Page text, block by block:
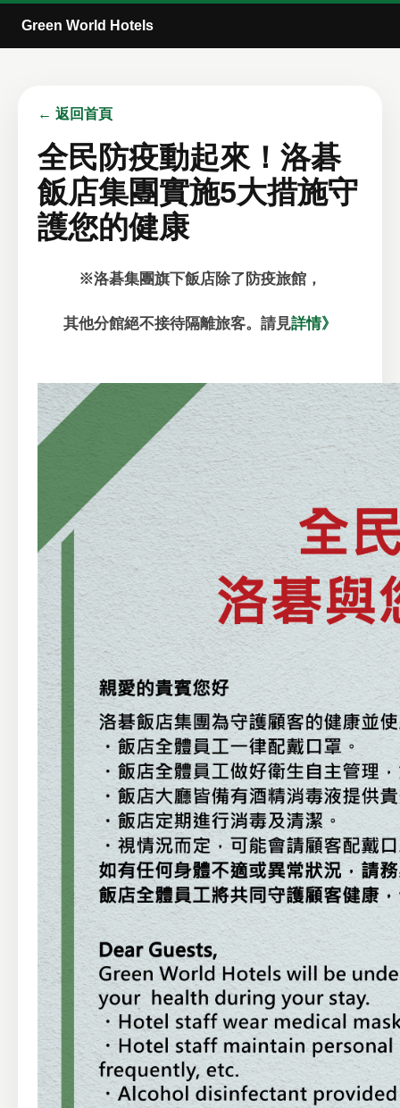
Green World Hotels
← 返回首頁
全民防疫動起來！洛碁
飯店集團實施5大措施守
護您的健康
※洛碁集團旗下飯店除了防疫旅館，
其他分館絕不接待隔離旅客。請見詳情》